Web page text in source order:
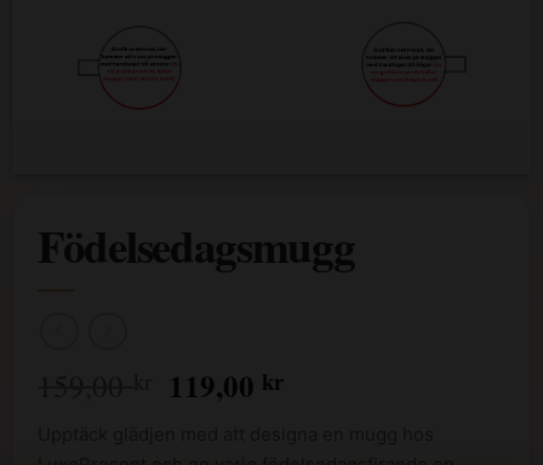
Födelsedagsmugg
Det
119,00 krDet